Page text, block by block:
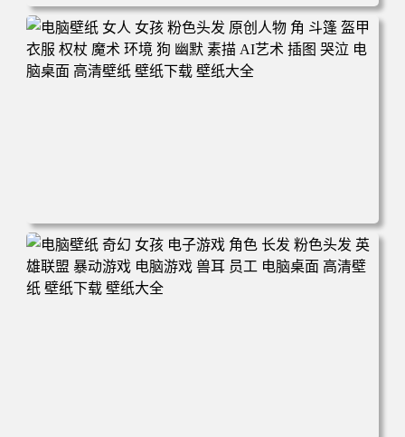
电脑壁纸 奇幻 女孩 眼罩 英雄联盟 电脑桌面 高清壁纸 壁纸
下载 壁纸大全
电脑壁纸 女人 女孩 粉色头发 原创人物 角 斗篷 盔甲 衣服
权杖 魔术 环境 狗 幽默 素描 AI艺术 插图 哭泣 电脑桌面 高
清壁纸 壁纸下载 壁纸大全